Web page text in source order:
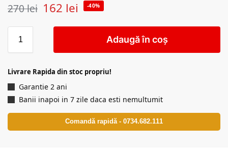
270lei 162 lei -40%
Adaugă în coș
Livrare Rapida din stoc propriu!
Garantie 2 ani
Banii inapoi in 7 zile daca esti nemultumit
Comandă rapidă - 0734.682.111